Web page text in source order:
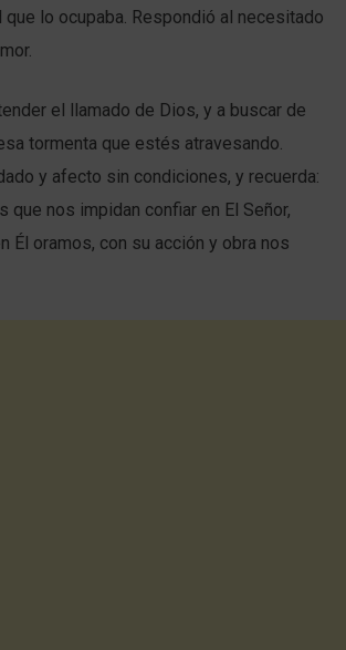
lo ocupaba. Respondió al necesitado
el llamado de Dios, y a buscar de
tormenta que estés atravesando.
y afecto sin condiciones, y recuerda:
que nos impidan confiar en El Señor,
Él oramos, con su acción y obra nos